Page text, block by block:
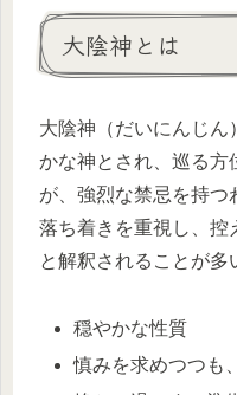
大陰神とは
大陰神（だいにんじん
かな神とされ、巡る方
が、強烈な禁忌を持つ
落ち着きを重視し、控
と解釈されることが多
穏やかな性質
慎みを求めつつも